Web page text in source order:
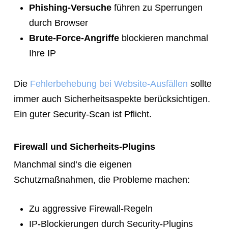
Phishing-Versucheführen zu Sperrungen
durch Browser
Brute-Force-Angriffeblockieren manchmal
Ihre IP
Die Fehlerbehebung bei Website-Ausfällen sollte
immer auch Sicherheitsaspekte berücksichtigen.
Ein guter Security-Scan ist Pflicht.
Firewall und Sicherheits-Plugins
Manchmal sind’s die eigenen
Schutzmaßnahmen, die Probleme machen:
Zu aggressive Firewall-Regeln
IP-Blockierungen durch Security-Plugins